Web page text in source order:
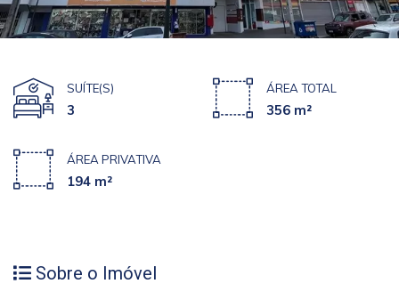
SUÍTE(S)
3
ÁREA TOTAL
356 m²
ÁREA PRIVATIVA
194 m²
Sobre o Imóvel